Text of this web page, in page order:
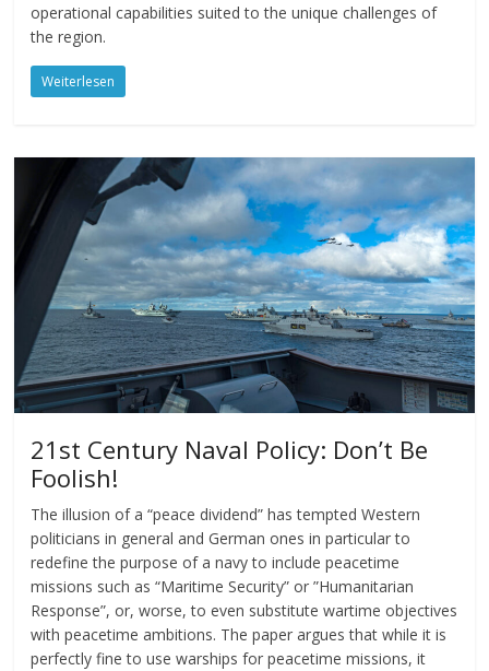
operational capabilities suited to the unique challenges of
the region.
Weiterlesen
21st Century Naval Policy: Don’t Be
Foolish!
The illusion of a “peace dividend” has tempted Western
politicians in general and German ones in particular to
redefine the purpose of a navy to include peacetime
missions such as “Maritime Security” or ”Humanitarian
Response”, or, worse, to even substitute wartime objectives
with peacetime ambitions. The paper argues that while it is
perfectly fine to use warships for peacetime missions, it